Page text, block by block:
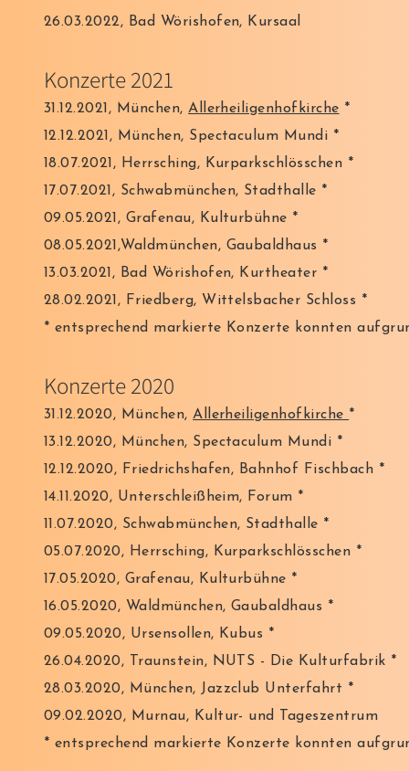
26.03.2022, Bad Wörishofen, Kursaal
Konzerte 2021
31.12.2021, München,Allerheiligenhofkirche *
12.12.2021, München, Spectaculum Mundi *
18.07.2021, Herrsching, Kurparkschlösschen *
17.07.2021, Schwabmünchen, Stadthalle *
09.05.2021, Grafenau, Kulturbühne *
08.05.2021,Waldmünchen, Gaubaldhaus *
13.03.2021, Bad Wörishofen, Kurtheater *
28.02.2021, Friedberg, Wittelsbacher Schloss *
* entsprechend markierte Konzerte konnten
Konzerte 2020
31.12.2020, München,Allerheiligenhofkirche *
13.12.2020, München, Spectaculum Mundi *
12.12.2020, Friedrichshafen, Bahnhof Fischbach *
14.11.2020, Unterschleißheim, Forum *
11.07.2020, Schwabmünchen, Stadthalle *
05.07.2020, Herrsching, Kurparkschlösschen *
17.05.2020, Grafenau, Kulturbühne *
16.05.2020, Waldmünchen, Gaubaldhaus *
09.05.2020, Ursensollen, Kubus *
26.04.2020, Traunstein, NUTS - Die Kulturfabrik *
28.03.2020, München, Jazzclub Unterfahrt *
09.02.2020, Murnau, Kultur- und Tageszentrum
* entsprechend markierte Konzerte konnten